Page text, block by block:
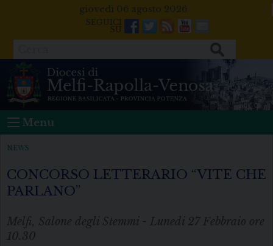
giovedì 06 agosto 2026
Facebook
Twitter
FeedsYoutube
Mail
Menu
NEWS
CONCORSO LETTERARIO “VITE CHE
PARLANO”
Melfi, Salone degli Stemmi - Lunedi 27 Febbraio ore
10.30